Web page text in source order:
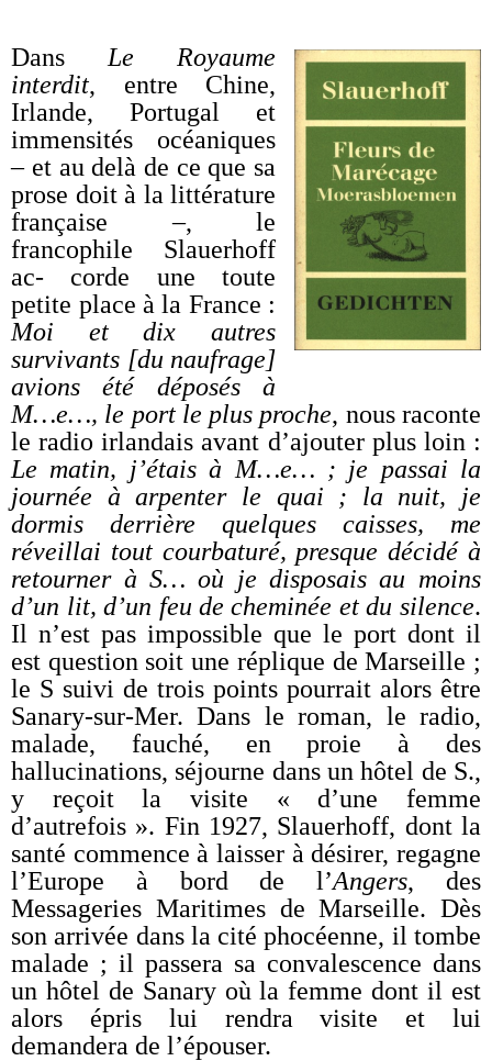
Dans Le Royaume
interdit, entre Chine,
Irlande, Portugal et
immensités océaniques
– et au delà de ce que sa
prose doit à la littérature
française –, le
francophile Slauerhoff
ac- corde une toute
petite place à la France :
Moi et dix autres
survivants [du naufrage]
avions été déposés à
M…e…, le port le plus proche, nous raconte
le radio irlandais avant d’ajouter plus loin :
Le matin, j’étais à M…e… ; je passai la
journée à arpenter le quai ; la nuit, je
dormis derrière quelques caisses, me
réveillai tout courbaturé, presque décidé à
retourner à S… où je disposais au moins
d’un lit, d’un feu de cheminée et du silence.
Il n’est pas impossible que le port dont il
est question soit une réplique de Marseille ;
le S suivi de trois points pourrait alors être
Sanary-sur-Mer. Dans le roman, le radio,
malade, fauché, en proie à des
hallucinations, séjourne dans un hôtel de S.,
y reçoit la visite « d’une femme
d’autrefois ». Fin 1927, Slauerhoff, dont la
santé commence à laisser à désirer, regagne
l’Europe à bord de l’Angers, des
Messageries Maritimes de Marseille. Dès
son arrivée dans la cité phocéenne, il tombe
malade ; il passera sa convalescence dans
un hôtel de Sanary où la femme dont il est
alors épris lui rendra visite et lui
demandera de l’épouser.